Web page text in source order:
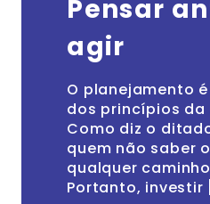
Pensar
agir
O planejamento
dos princípios
Como diz o
quem não saber
qualquer
Portanto, investir